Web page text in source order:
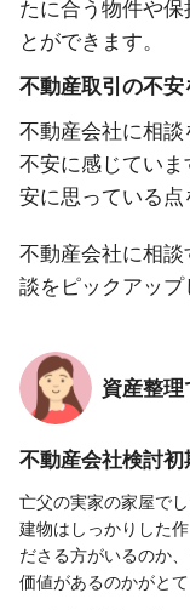
たに合う物件や
とができます。
不動産取引の不安
不動産会社に相
不安に感じてい
安に思っている点
不動産会社に相
談をピックアップ
資産整理
不動産会社検討
亡父の実家の家屋で
建物はしっかりした
ださる方がいるのか
価値があるのかがとて